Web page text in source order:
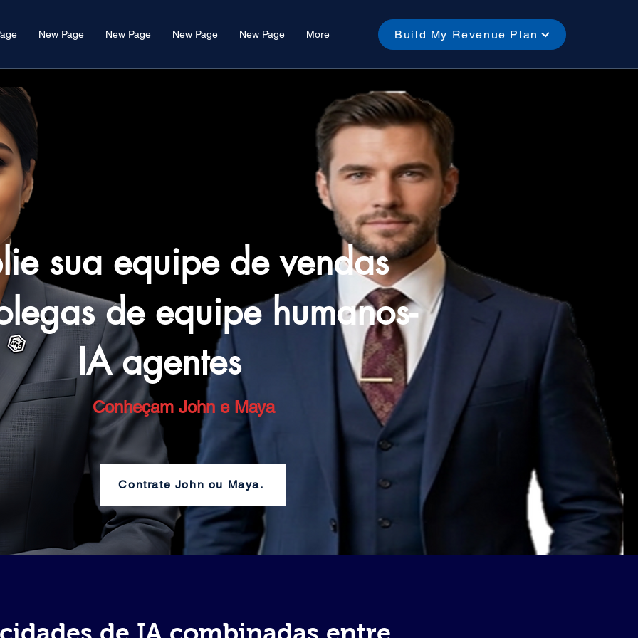
New Page New Page New Page New Page More Build My Revenue Plan
sua equipe de vendas
de equipe humanos-
IA agentes
Conheçam John e Maya
Contrate John ou Maya.